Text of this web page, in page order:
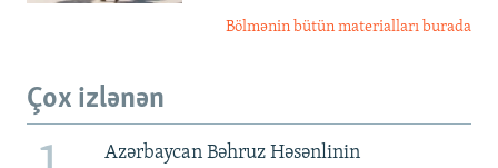
Bölmənin bütün materialları burada
Çox izlənən
Azərbaycan Bəhruz Həsənlinin